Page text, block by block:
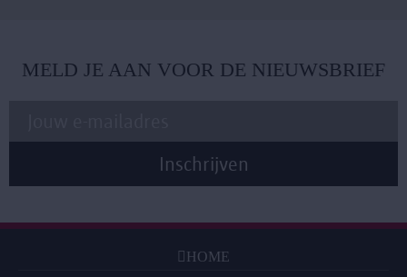
MELD JE AAN VOOR DE NIEUWSBRIEF
HOME